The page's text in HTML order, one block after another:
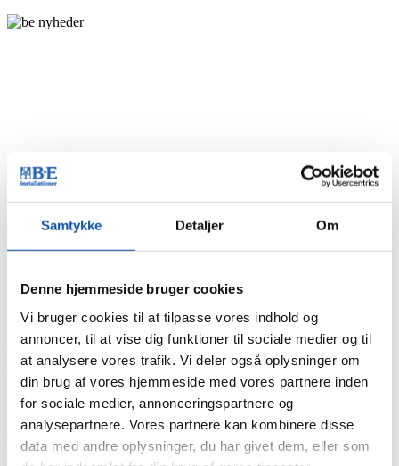
Samtykke Detaljer Om
Denne hjemmeside bruger cookies
Vi bruger cookies til at tilpasse vores indhold og
annoncer, til at vise dig funktioner til sociale medier og til
at analysere vores trafik. Vi deler også oplysninger om
din brug af vores hjemmeside med vores partnere inden
for sociale medier, annonceringspartnere og
analysepartnere. Vores partnere kan kombinere disse
data med andre oplysninger, du har givet dem, eller som
Forside
Nyheder
Derfor har vores lærlinge deres egen forening!
Derfor har vores lærlinge deres
egen forening!
Vi er lige så taknemmelige over at få en dedikeret
lærling med på holdet, som han/hun forhåbentlig er